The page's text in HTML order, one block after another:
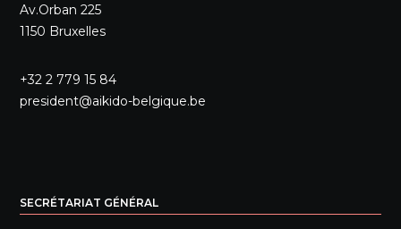
Av.Orban 225
1150 Bruxelles
+32 2 779 15 84
president@aikido-belgique.be
SECRÉTARIAT GÉNÉRAL